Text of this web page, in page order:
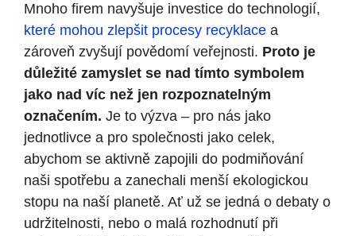
Mnoho firem navyšuje investice do technologií,
které mohou zlepšit procesy recyklace a
zároveň zvyšují povědomí veřejnosti. Proto je
důležité zamyslet se nad tímto symbolem
jako nad víc než jen rozpoznatelným
označením. Je to výzva – pro nás jako
jednotlivce a pro společnosti jako celek,
abychom se aktivně zapojili do podmiňování
naši spotřebu a zanechali menší ekologickou
stopu na naší planetě. Ať už se jedná o debaty o
udržitelnosti, nebo o malá rozhodnutí při